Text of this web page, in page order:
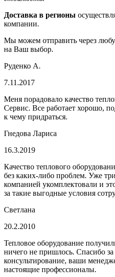
Доставка в регионы
компании.
Мы можем отправить через
на Ваш выбор.
Руденко А.
7.11.2017
Меня порадовало качество
Сервис. Все работает хорошо,
к чему придраться.
Гнедова Лариса
16.3.2019
Качество теплового
без каких-либо проблем. Уже
компанией укомплектовали и
за такие выгодные условия
Светлана
20.2.2010
Тепловое оборудование
ничего не пришлось. Спасибо
консультирование, ваши
настоящие профессионалы.